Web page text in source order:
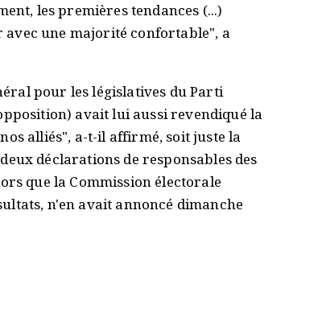
les premières tendances (...)
une majorité confortable", a
pour les législatives du Parti
avait lui aussi revendiqué la
alliés", a-t-il affirmé, soit juste la
déclarations de responsables des
que la Commission électorale
n'en avait annoncé dimanche